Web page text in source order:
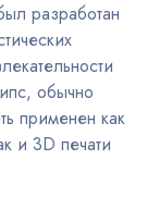
разработан
обычно
применен как
и 3D печати